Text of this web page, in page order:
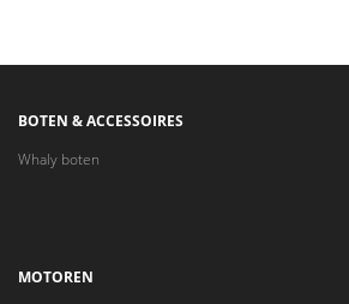
BOTEN & ACCESSOIRES
Whaly boten
MOTOREN